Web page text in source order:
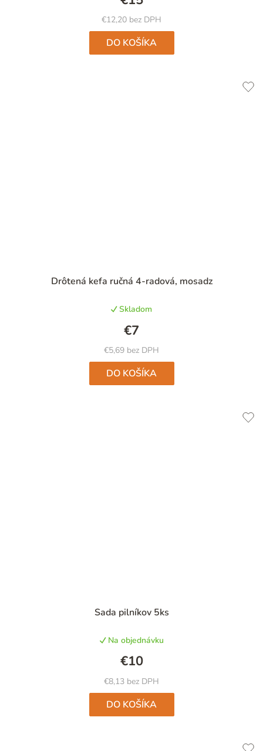
€12,20 bez DPH
DO KOŠÍKA
Drôtená kefa ručná 4-radová, mosadz
Skladom
€5,69 bez DPH
€7
DO KOŠÍKA
Sada pilníkov 5ks
Na objednávku
€8,13 bez DPH
€10
DO KOŠÍKA